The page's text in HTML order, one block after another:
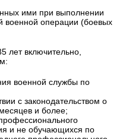
ими при выполнении
военной операции (боевых
лет включительно,
военной службы по
с законодательством о
и более;
и не обучающихся по